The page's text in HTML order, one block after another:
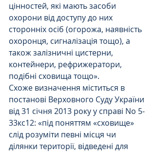
цінностей, які мають засоби
охорони від доступу до них
сторонніх осіб (огорожа, наявність
охоронця, сигналізація тощо), а
також залізничні цистерни,
контейнери, рефрижератори,
подібні сховища тощо».
Схоже визначення міститься в
постанові Верховного Суду України
від 31 січня 2013 року у справі No 5-
33кс12: «під поняттям «сховище»
слід розуміти певні місця чи
ділянки території, відведені для